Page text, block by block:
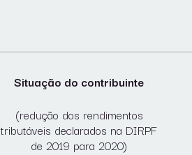
Situação do contribuinte
(redução dos rendimentos
tributáveis declarados na DIRPF
de 2019 para 2020)